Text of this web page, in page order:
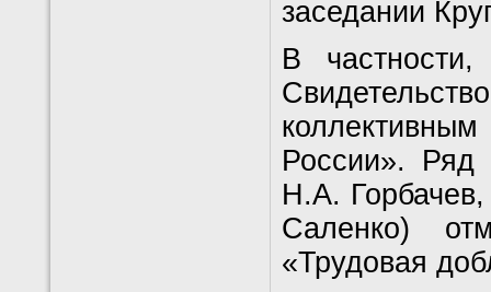
заседании
В
России». Ряд
Н.А.
Саленко)
«Трудовая